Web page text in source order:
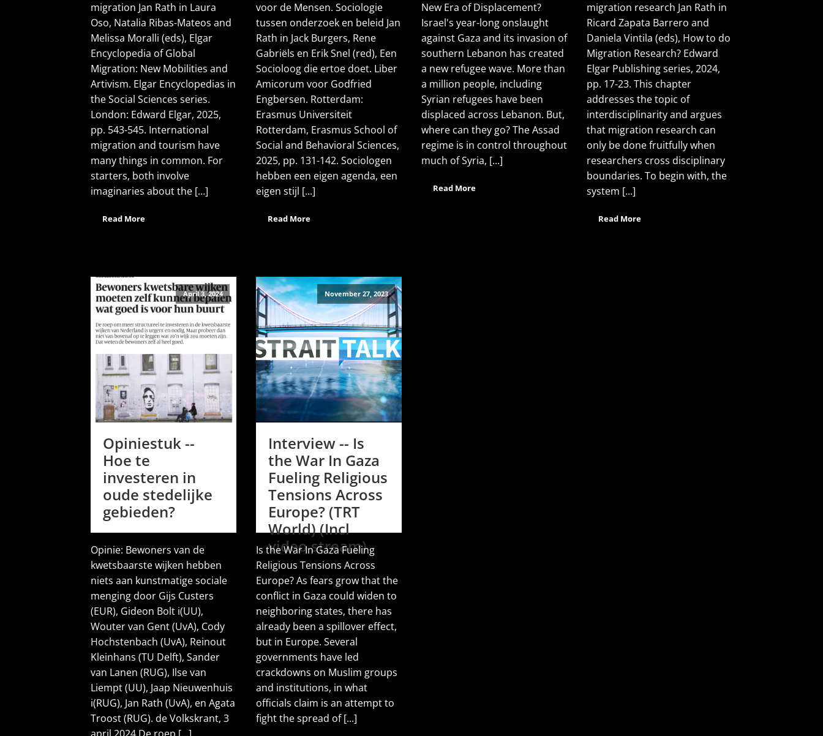
migration Jan Rath in Laura
Oso, Natalia Ribas-Mateos and
Melissa Moralli (eds), Elgar
Encyclopedia of Global
Migration: New Mobilities and
Artivism. Elgar Encyclopedias in
the Social Sciences series.
London: Edward Elgar, 2025,
pp. 543-545. International
migration and tourism have
many things in common. For
starters, both involve
imaginaries about the […]
Read More
voor de Mensen. Sociologie
tussen onderzoek en beleid Jan
Rath in Jack Burgers, Rene
Gabriëls en Erik Snel (red), Een
Socioloog die ertoe doet. Liber
Amicorum voor Godfried
Engbersen. Rotterdam:
Erasmus Universiteit
Rotterdam, Erasmus School of
Social and Behavioral Sciences,
2025, pp. 131-142. Sociologen
hebben een eigen agenda, een
eigen stijl [...]
Read More
New Era of Displacement?
Israel's year-long onslaught
against Gaza and its invasion of
southern Lebanon has created
a new refugee wave. More than
a million people, including
Syrian refugees have been
displaced across Lebanon. But,
where can they go? The Assad
regime is in control throughout
much of Syria, [...]
Read More
migration research Jan Rath in
Ricard Zapata Barrero and
Daniela Vintila (eds), How to do
Migration Research? Edward
Elgar Publishing series, 2024,
pp. 17-23. This chapter
addresses the topic of
interdisciplinarity and argues
that migration research can
only be done fruitfully when
researchers cross disciplinary
boundaries. To begin with, the
system [...]
Read More
April 3, 2024
Opiniestuk --
Hoe te
investeren in
oude stedelijke
gebieden?
Opinie: Bewoners van de
kwetsbaarste wijken hebben
niets aan kunstmatige sociale
menging door Gijs Custers
(EUR), Gideon Bolt i(UU),
Wouter van Gent (UvA), Cody
Hochstenbach (UvA), Reinout
Kleinhans (TU Delft), Sander
van Lanen (RUG), Ilse van
Liempt (UU), Jaap Nieuwenhuis
i(RUG), Jan Rath (UvA), en Agata
Troost (RUG). de Volkskrant, 3
November 27, 2023
Interview -- Is
the War In Gaza
Fueling Religious
Tensions Across
Europe? (TRT
World) (Incl
video stream)
Is the War In Gaza Fueling
Religious Tensions Across
Europe? As fears grow that the
conflict in Gaza could widen to
neighboring states, there has
already been a spillover effect,
but in Europe. Several
governments have led
crackdowns on Muslim groups
and institutions, in what
officials claim is an attempt to
fight the spread of [...]